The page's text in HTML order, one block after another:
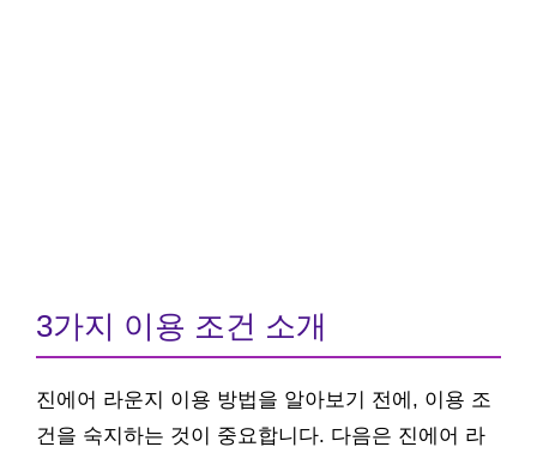
3가지 이용 조건 소개
진에어 라운지 이용 방법을 알아보기 전에, 이용 조
건을 숙지하는 것이 중요합니다. 다음은 진에어 라